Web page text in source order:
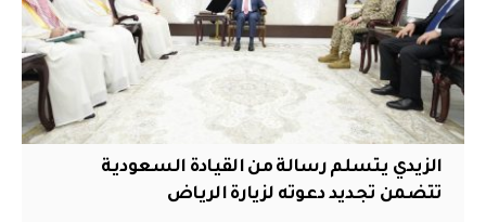
الزيدي يتسلم رسالة من القيادة السعودية
تتضمن تجديد دعوته لزيارة الرياض